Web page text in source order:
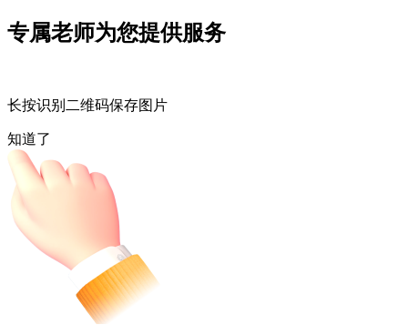
专属老师为您提供服务
长按识别二维码保存图片
知道了